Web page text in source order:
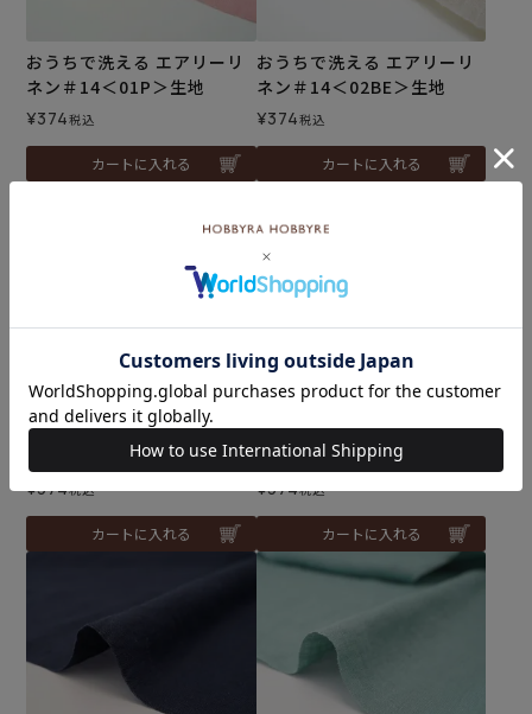
おうちで洗える エアリーリ
ネン＃14＜01P＞生地
¥374税込
カートに入れる
おうちで洗える エアリーリ
ネン＃14＜02BE＞生地
¥374税込
カートに入れる
おうちで洗える エアリーリ
ネン＃14＜03GR＞生地
¥374税込
カートに入れる
おうちで洗える エアリーリ
ネン＃14＜04BL＞生地
¥374税込
カートに入れる